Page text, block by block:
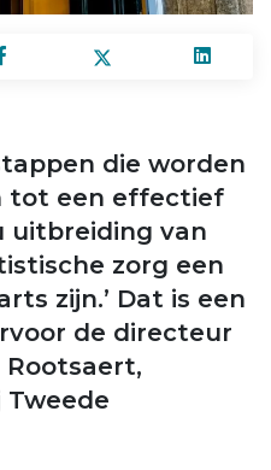
die worden
tot een effectief
uitbreiding van
zorg een
zijn.’ Dat is een
de directeur
Rootsaert,